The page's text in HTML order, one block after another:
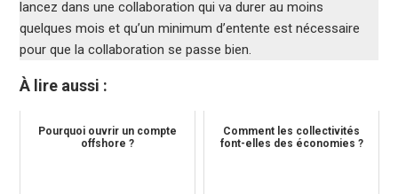
lancez dans une collaboration qui va durer au moins
quelques mois et qu’un minimum d’entente est nécessaire
pour que la collaboration se passe bien.
À lire aussi :
Pourquoi ouvrir un compte
offshore ?
Comment les collectivités
font-elles des économies ?